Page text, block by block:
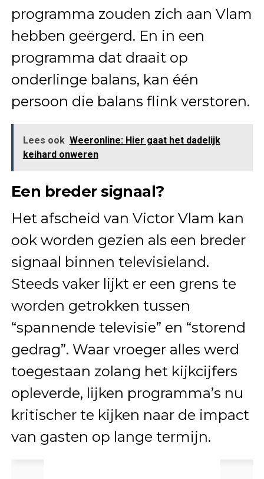
programma zouden zich aan Vlam
hebben geërgerd. En in een
programma dat draait op
onderlinge balans, kan één
persoon die balans flink verstoren.
Lees ook Weeronline: Hier gaat het dadelijk
keihard onweren
Een breder signaal?
Het afscheid van Victor Vlam kan
ook worden gezien als een breder
signaal binnen televisieland.
Steeds vaker lijkt er een grens te
worden getrokken tussen
“spannende televisie” en “storend
gedrag”. Waar vroeger alles werd
toegestaan zolang het kijkcijfers
opleverde, lijken programma’s nu
kritischer te kijken naar de impact
van gasten op lange termijn.